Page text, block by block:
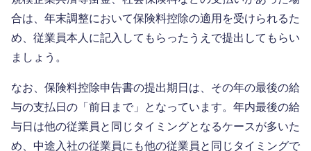
合は、年末調整において保険料控除の適用を受けられるた
め、従業員本人に記入してもらったうえで提出してもらい
ましょう。
なお、保険料控除申告書の提出期日は、その年の最後の給
与の支払日の「前日まで」となっています。年内最後の給
与日は他の従業員と同じタイミングとなるケースが多いた
め、中途入社の従業員にも他の従業員と同じタイミングで